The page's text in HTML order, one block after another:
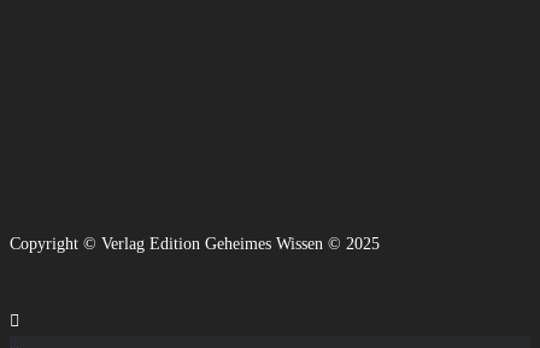
Copyright © Verlag Edition Geheimes Wissen © 2025